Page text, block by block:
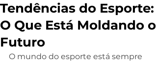
Tendências do Esporte:
O Que Está Moldando o
Futuro
O mundo do esporte está sempre